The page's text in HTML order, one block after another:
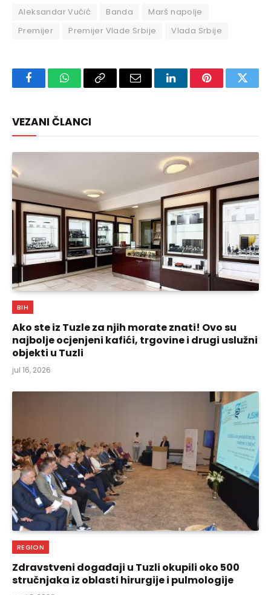
Aleksandar Vučić Banda
Marš napolje
Premijer
Premijer Vlade Srbije Vlada Srbije
FacebookWhatsAppCopy
Email LinkedInPinterest
VEZANI ČLANCI
BIH
Ako ste iz Tuzle za njih morate znati! Ovo su
najbolje ocjenjeni kafići, trgovine i drugi uslužni
objekti u Tuzli
jul 16, 2026
REGION
Zdravstveni događaji u Tuzli okupili oko 500
stručnjaka iz oblasti hirurgije i pulmologije